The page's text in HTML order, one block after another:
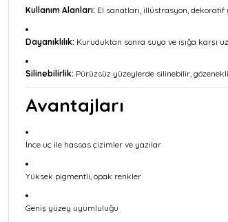
Kullanım Alanları: El sanatları, illüstrasyon, dekoratif
Dayanıklılık: Kuruduktan sonra suya ve ışığa karşı
Silinebilirlik: Pürüzsüz yüzeylerde silinebilir,
Avantajları
İnce uç ile hassas çizimler ve yazılar
Yüksek pigmentli, opak renkler
Geniş yüzey uyumluluğu